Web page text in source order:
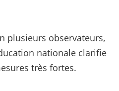
plusieurs observateurs,
nationale clarifie
très fortes.